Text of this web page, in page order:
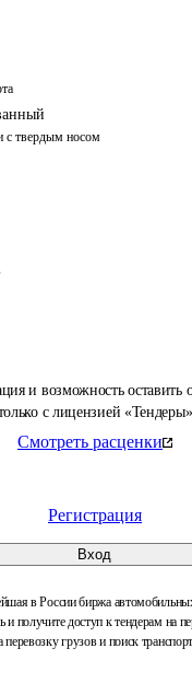
и возможность оставить
с лицензией «Тендеры»
Смотреть расценки
Регистрация
Вход
в России биржа
и получите доступ к тендерам на
перевозку грузов и поиск
с твердым носом